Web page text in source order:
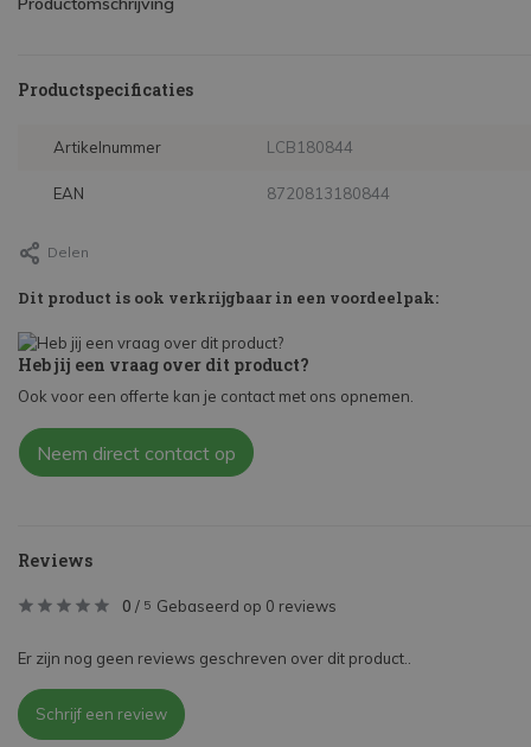
Productspecificaties
Artikelnummer LCB180844
EAN 8720813180844
Delen
Dit product is ook verkrijgbaar in een voordeelpak:
Heb jij een vraag over dit product?
Ook voor een offerte kan je contact met ons opnemen.
Neem direct contact op
Reviews
0 / 5 Gebaseerd op 0 reviews
Er zijn nog geen reviews geschreven over dit product..
Schrijf een review